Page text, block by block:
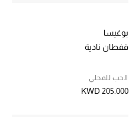
بوغيسا
قفطان نادية
الحب للمحلي
KWD 205.000